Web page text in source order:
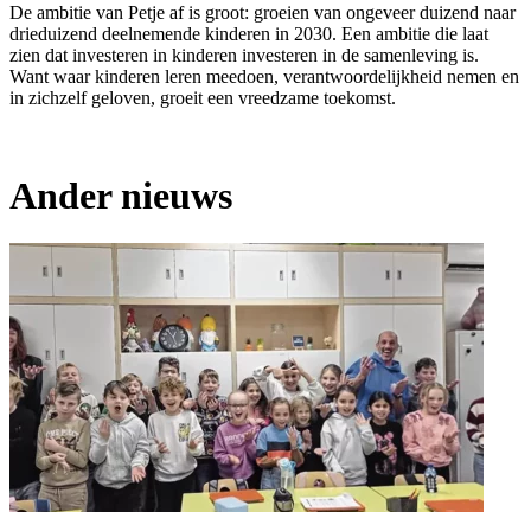
De ambitie van Petje af is groot: groeien van ongeveer duizend naar
drieduizend deelnemende kinderen in 2030. Een ambitie die laat
zien dat investeren in kinderen investeren in de samenleving is.
Want waar kinderen leren meedoen, verantwoordelijkheid nemen en
in zichzelf geloven, groeit een vreedzame toekomst.
Ander nieuws